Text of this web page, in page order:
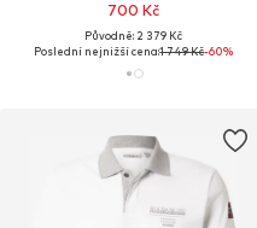
700 Kč
Původně: 2 379 Kč
Poslední nejnižší cena:1 749 Kč-60%